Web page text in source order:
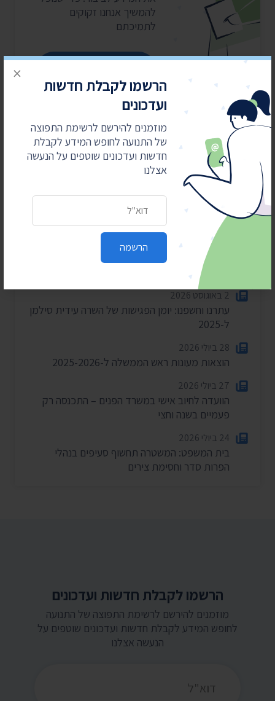
הרשמו לקבלת חדשות
ועדכונים
מוזמנים להירשם לרשימת התפוצה
של התנועה לחופש המידע לקבלת
חדשות ועדכונים שוטפים על הנעשה
אצלנו
הרשמה
×
להמשיך אנחנו זקוקים
לתמיכתם
חדשות אחרונות
חשפנו: דוחות הביקורת על לימודי ליבה במוסדות
חרדיים
2 באוגוסט 2026
עתרנו וחשפנו: יומן הפגישות של השרה עידית סילמן
ל-2025
28 ביולי 2026
הוצאות מעונות ראש הממשלה ל-2025-2026
27 ביולי 2026
הוועדה לחיוב אישי במשרד הפנים – התכנסה רק
פעמיים בשנה וחצי
24 ביולי 2026
בית המשפט: המשטרה תחשוף סעיפים בנהלי
הפרות סדר וחסימת צירים
הרשמו לקבלת חדשות ועדכונים
מוזמנים להירשם לרשימת התפוצה של התנועה
לחופש המידע לקבלת חדשות ועדכונים שוטפים על
הנעשה אצלנו